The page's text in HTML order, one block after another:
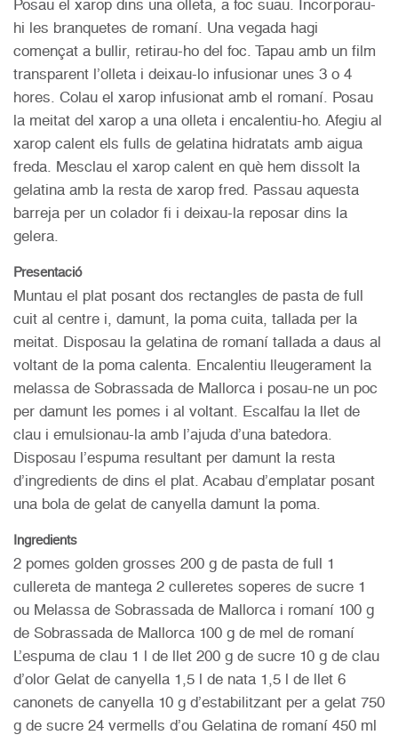
Posau el xarop dins una olleta, a foc suau. Incorporau-
hi les branquetes de romaní. Una vegada hagi
començat a bullir, retirau-ho del foc. Tapau amb un film
transparent l’olleta i deixau-lo infusionar unes 3 o 4
hores. Colau el xarop infusionat amb el romaní. Posau
la meitat del xarop a una olleta i encalentiu-ho. Afegiu al
xarop calent els fulls de gelatina hidratats amb aigua
freda. Mesclau el xarop calent en què hem dissolt la
gelatina amb la resta de xarop fred. Passau aquesta
barreja per un colador fi i deixau-la reposar dins la
gelera.
Presentació
Muntau el plat posant dos rectangles de pasta de full
cuit al centre i, damunt, la poma cuita, tallada per la
meitat. Disposau la gelatina de romaní tallada a daus al
voltant de la poma calenta. Encalentiu lleugerament la
melassa de Sobrassada de Mallorca i posau-ne un poc
per damunt les pomes i al voltant. Escalfau la llet de
clau i emulsionau-la amb l’ajuda d’una batedora.
Disposau l’espuma resultant per damunt la resta
d’ingredients de dins el plat. Acabau d’emplatar posant
una bola de gelat de canyella damunt la poma.
Ingredients
2 pomes golden grosses 200 g de pasta de full 1
cullereta de mantega 2 culleretes soperes de sucre 1
ou Melassa de Sobrassada de Mallorca i romaní 100 g
de Sobrassada de Mallorca 100 g de mel de romaní
L’espuma de clau 1 l de llet 200 g de sucre 10 g de clau
d’olor Gelat de canyella 1,5 l de nata 1,5 l de llet 6
canonets de canyella 10 g d’estabilitzant per a gelat 750
g de sucre 24 vermells d’ou Gelatina de romaní 450 ml